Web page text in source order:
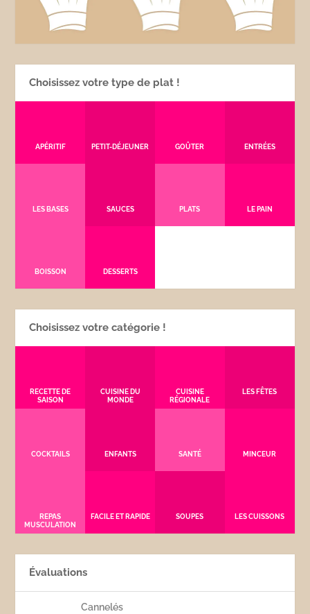
Choisissez votre type de plat !
APÉRITIF PETIT-DÉJEUNER GOÛTER ENTRÉES
LES BASES SAUCES PLATS LE PAIN
BOISSON DESSERTS
Choisissez votre catégorie !
RECETTE DE
SAISON
CUISINE DU
MONDE
CUISINE
RÉGIONALE
LES FÊTES
COCKTAILS ENFANTS SANTÉ MINCEUR
REPAS
MUSCULATION
FACILE ET RAPIDE SOUPES LES CUISSONS
Évaluations
Cannelés